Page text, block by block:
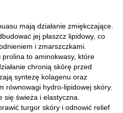
mają działanie zmiękczające.
jej płaszcz lipidowy, co
i zmarszczkami.
to aminokwasy, które
chronią skórę przed
syntezę kolagenu oraz
równowagi hydro-lipidowej skóry.
się świeża i elastyczna.
turgor skóry i odnowić relief